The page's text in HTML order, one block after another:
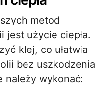
metod
jest użycie ciepła.
klej, co ułatwia
bez uszkodzenia
należy wykonać: